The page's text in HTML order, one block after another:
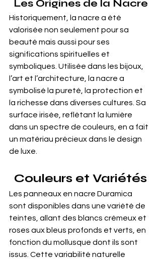
Les Origines de la Nacre
Historiquement, la nacre a été
valorisée non seulement pour sa
beauté mais aussi pour ses
significations spirituelles et
symboliques. Utilisée dans les bijoux,
l’art et l’architecture, la nacre a
symbolisé la pureté, la protection et
la richesse dans diverses cultures. Sa
surface irisée, reflétant la lumière
dans un spectre de couleurs, en a fait
un matériau précieux dans le design
de luxe.
Couleurs et Variétés
Les panneaux en nacre Duramica
sont disponibles dans une variété de
teintes, allant des blancs crémeux et
roses aux bleus profonds et verts, en
fonction du mollusque dont ils sont
issus. Cette variabilité naturelle